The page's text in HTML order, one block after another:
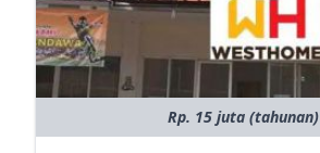
Rp. 15 juta (tahunan)